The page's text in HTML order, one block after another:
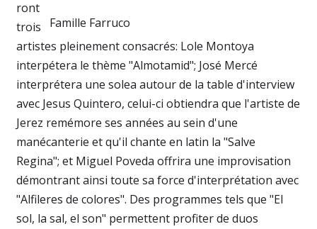
Famille Farruco
ront
trois
artistes pleinement consacrés: Lole Montoya
interpétera le thème "Almotamid"; José Mercé
interprétera une solea autour de la table d'interview
avec Jesus Quintero, celui-ci obtiendra que l'artiste de
Jerez remémore ses années au sein d'une
manécanterie et qu'il chante en latin la "Salve
Regina"; et Miguel Poveda offrira une improvisation
démontrant ainsi toute sa force d'interprétation avec
"Alfileres de colores". Des programmes tels que "El
sol, la sal, el son" permettent profiter de duos